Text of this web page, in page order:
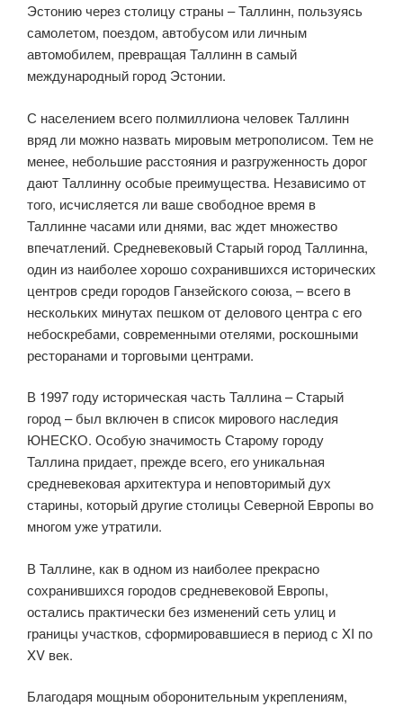
Эстонию через столицу страны – Таллинн, пользуясь
самолетом, поездом, автобусом или личным
автомобилем, превращая Таллинн в самый
международный город Эстонии.
С населением всего полмиллиона человек Таллинн
вряд ли можно назвать мировым метрополисом. Тем не
менее, небольшие расстояния и разгруженность дорог
дают Таллинну особые преимущества. Независимо от
того, исчисляется ли ваше свободное время в
Таллинне часами или днями, вас ждет множество
впечатлений. Средневековый Старый город Таллинна,
один из наиболее хорошо сохранившихся исторических
центров среди городов Ганзейского союза, – всего в
нескольких минутах пешком от делового центра с его
небоскребами, современными отелями, роскошными
ресторанами и торговыми центрами.
В 1997 году историческая часть Таллина – Старый
город – был включен в список мирового наследия
ЮНЕСКО. Особую значимость Старому городу
Таллина придает, прежде всего, его уникальная
средневековая архитектура и неповторимый дух
старины, который другие столицы Северной Европы во
многом уже утратили.
В Таллине, как в одном из наиболее прекрасно
сохранившихся городов средневековой Европы,
остались практически без изменений сеть улиц и
границы участков, сформировавшиеся в период с XI по
XV век.
Благодаря мощным оборонительным укреплениям,